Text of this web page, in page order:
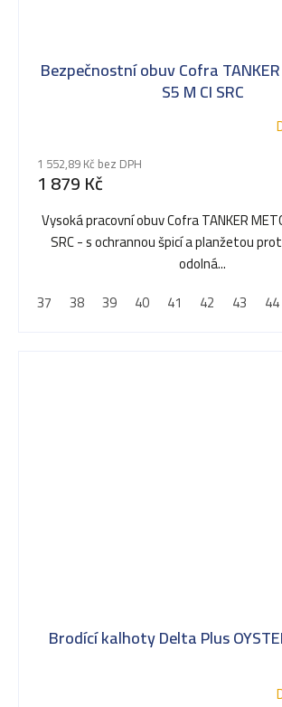
Bezpečnostní obuv Cofra TANKER
S5 M CI SRC
1 552,89 Kč bez DPH
1 879 Kč
Vysoká pracovní obuv Cofra TANKER
SRC - s ochrannou špicí a planžetou
odolná...
37
38 39 40 41 42 43 44
Brodící kalhoty Delta Plus